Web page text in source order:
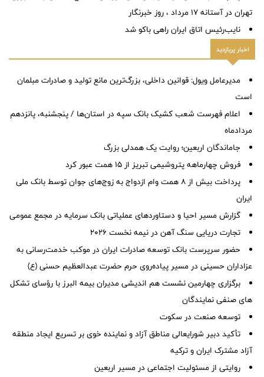
تهران در آستانه 17 مرداد ، روز خبرنگار
نایب‌رئیس اتاق ایران راهی باکو شد
اخبار پربازدید
مدیرعامل ویول: قوانین داخلی، بزرگ‌ترین مانع تولید و صادرات مبلمان
است
اعلام فهرست شعب کشیک بانک سپه در استان‌ها / پنجشنبه، پانزدهم
مردادماه
جاماندگان اربعین؛ روایت یک همدلی بزرگ
فروش چهارماهه پتروشیمی تبریز از ۱۵ همت عبور کرد
پرداخت بیش از ۸ همت وام ازدواج به زوج‌های جوان توسط بانک ملی
ایران
گزارش مسیر احیا و دستاوردهای عملیاتی بانک سرمایه در مجمع عمومی
تجارت دریایی سنگ آهن در نیمه نخست ۲۰۲۶
حضور سرپرست بانک توسعه صادرات ایران در موکب خدمت‌رسانی به
عزاداران حسینی در مسیر پیاده‌روی حرم حضرت عبدالعظیم حسنی (ع)
برگزاری چهارمین نشست هم اندیشی مدیران بیمه البرز با رؤسای تشکل
های صنفی نمایندگان
توسعه صنعت در سکوت
تأکید دبیر شورایعالی مناطق آزاد و نماینده خوی بر تسریع ایجاد منطقه
آزاد مشترک ایران و ترکیه
روایتی از مسئولیت اجتماعی در مسیر اربعین